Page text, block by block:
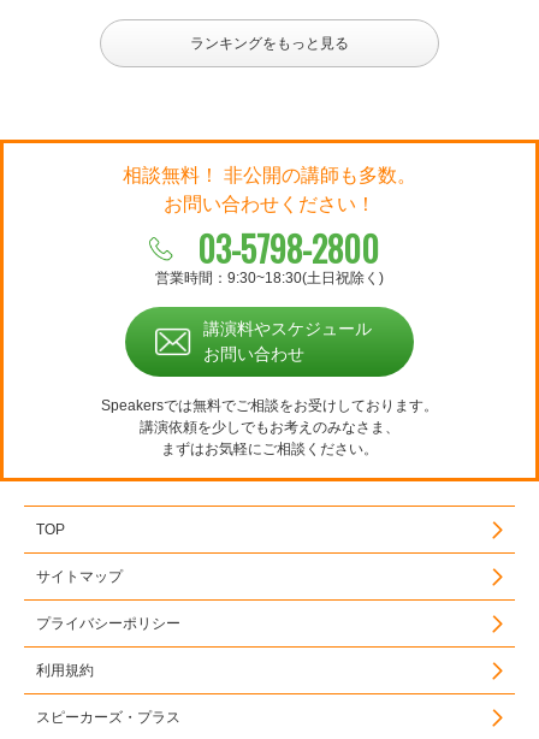
ランキングをもっと見る
相談無料！ 非公開の講師も多数。
お問い合わせください！
03-5798-2800
営業時間：9:30~18:30(土日祝除く)
講演料やスケジュール
お問い合わせ
Speakersでは無料でご相談をお受けしております。
講演依頼を少しでもお考えのみなさま、
まずはお気軽にご相談ください。
TOP
サイトマップ
プライバシーポリシー
利用規約
スピーカーズ・プラス